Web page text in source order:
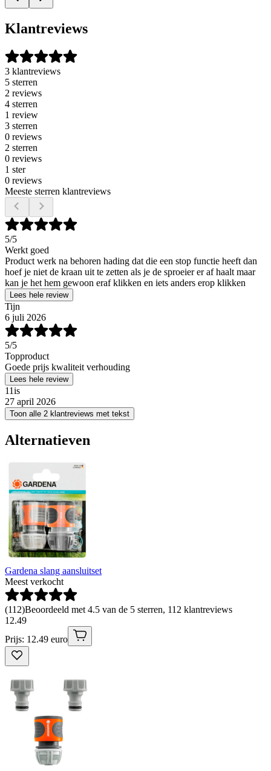
Klantreviews
3 klantreviews
5 sterren
2 reviews
4 sterren
1 review
3 sterren
0 reviews
2 sterren
0 reviews
1 ster
0 reviews
Meeste sterren klantreviews
5/5
Werkt goed
Product werk na behoren hading dat die een stop functie heeft dan
hoef je niet de kraan uit te zetten als je de sproeier er af haalt maar
kan je het hem gewoon eraf klikken en iets anders erop klikken
Lees hele review
Tijn
6 juli 2026
5/5
Topproduct
Goede prijs kwaliteit verhouding
Lees hele review
11is
27 april 2026
Toon alle 2 klantreviews met tekst
Alternatieven
Gardena slang aansluitset
Meest verkocht
(112)Beoordeeld met 4.5 van de 5 sterren, 112 klantreviews
12.49
Prijs: 12.49 euro